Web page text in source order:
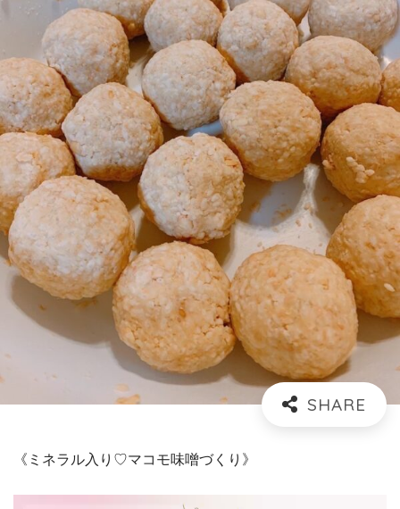
《ミネラル入り♡マコモ味噌づくり》